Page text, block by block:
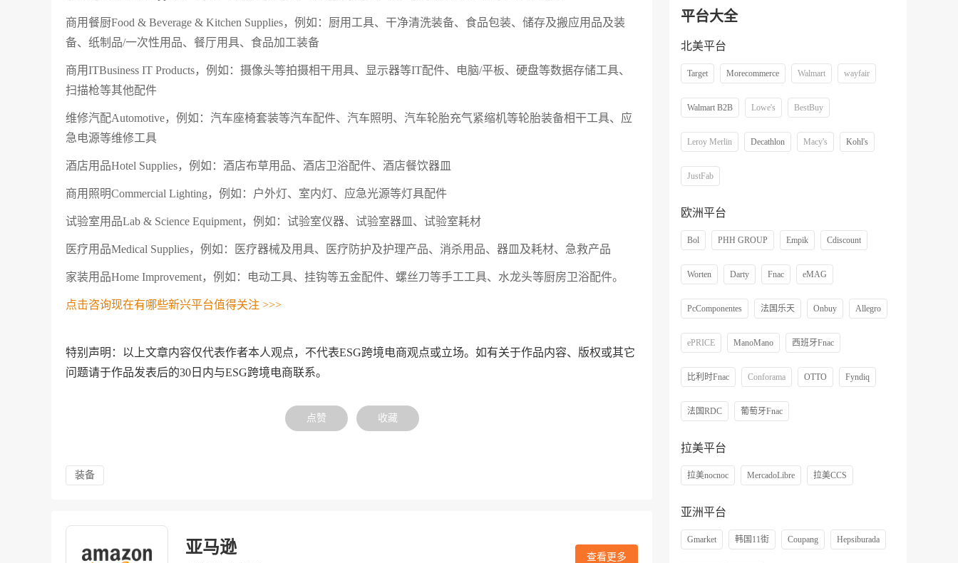
商用餐厨Food & Beverage & Kitchen Supplies，例如：厨用工具、干净清洗装备、食品包装、储存及搬应用品及装
备、纸制品/一次性用品、餐厅用具、食品加工装备
商用ITBusiness IT Products，例如：摄像头等拍摄相干用具、显示器等IT配件、电脑/平板、硬盘等数据存储工具、
扫描枪等其他配件
维修汽配Automotive，例如：汽车座椅套装等汽车配件、汽车照明、汽车轮胎充气紧缩机等轮胎装备相干工具、应
急电源等维修工具
酒店用品Hotel Supplies，例如：酒店布草用品、酒店卫浴配件、酒店餐饮器皿
商用照明Commercial Lighting，例如：户外灯、室内灯、应急光源等灯具配件
试验室用品Lab & Science Equipment，例如：试验室仪器、试验室器皿、试验室耗材
医疗用品Medical Supplies，例如：医疗器械及用具、医疗防护及护理产品、消杀用品、器皿及耗材、急救产品
家装用品Home Improvement，例如：电动工具、挂钩等五金配件、螺丝刀等手工工具、水龙头等厨房卫浴配件。
点击咨询现在有哪些新兴平台值得关注 >>>
特别声明：以上文章内容仅代表作者本人观点，不代表ESG跨境电商观点或立场。如有关于作品内容、版权或其它
问题请于作品发表后的30日内与ESG跨境电商联系。
点赞 收藏
装备
亚马逊
查看更多
平台大全
北美平台
Target Morecommerce Walmart wayfair
Walmart B2B Lowe's BestBuy
Leroy Merlin Decathlon Macy's Kohl's
JustFab
欧洲平台
Bol PHH GROUP Empik Cdiscount
Worten Darty Fnac eMAG
PcComponentes 法国乐天 Onbuy Allegro
ePRICE ManoMano 西班牙Fnac
比利时Fnac Conforama OTTO Fyndiq
法国RDC 葡萄牙Fnac
拉美平台
拉美nocnoc MercadoLibre 拉美CCS
亚洲平台
Gmarket 韩国11街 Coupang Hepsiburada